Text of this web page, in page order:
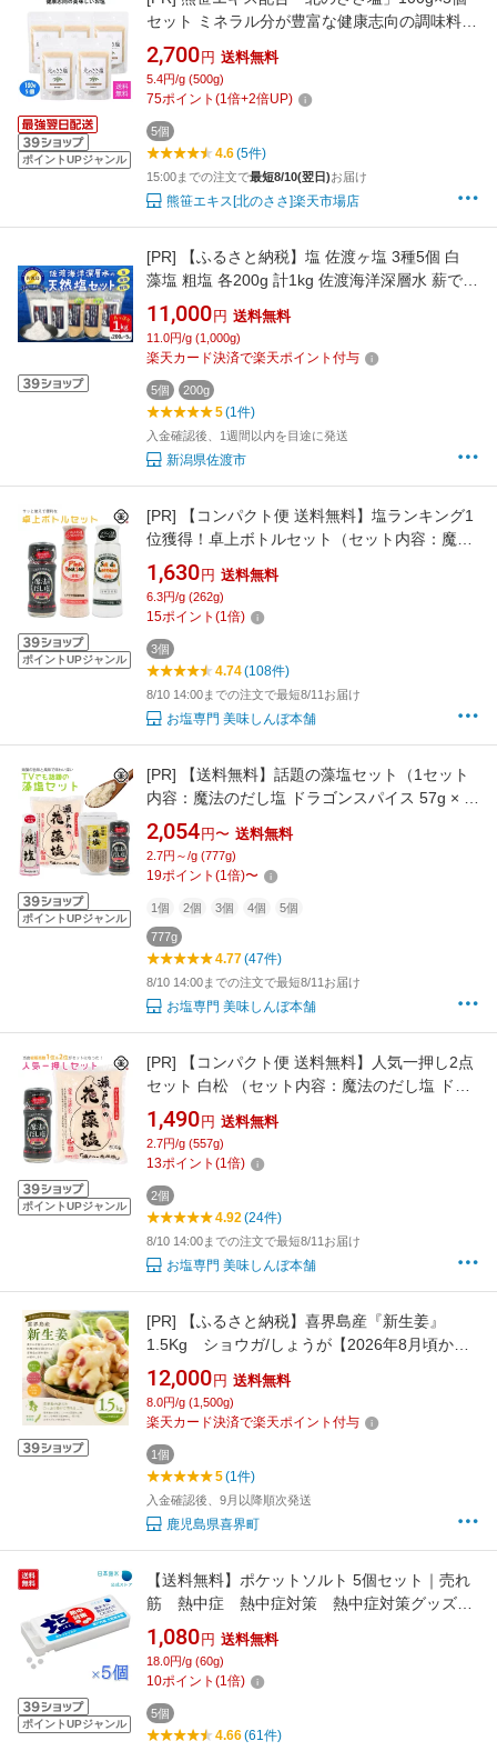
ポイントUPジャンル
セット ミネラル分が豊富な健康志向の調味料
ドレッシング マヨネーズ てんぷら 焼肉 焼き魚
野菜炒め チーズ 枝豆 冷奴 バーべキュー 鍋物
に。おにぎりには、とくにお勧めです。
2,700 円 送料無料
5.4円/g (500g)
75ポイント (1倍+2倍UP)
5個
4.6(5件)
15:00までの注文で最短8/10(翌日)お届け
熊笹エキス[北のささ]楽天市場店
[PR]
【ふるさと納税】塩 佐渡ヶ塩 3種5個 白
藻塩 粗塩 各200g 計1kg 佐渡海洋深層水 薪で煮
詰めた手作り 菊池商店 ホンダワラ ミネラル 天
ぷら 漬物 パスタ 新潟県 佐渡市
11,000 円 送料無料
11.0円/g (1,000g)
楽天カード決済で楽天ポイント付与
5個 200g
5(1件)
入金確認後、1週間以内を目途に発送
新潟県佐渡市
ポイントUPジャンル
[PR]
【コンパクト便 送料無料】塩ランキング1
位獲得！卓上ボトルセット（セット内容：魔法
のだし塩 ドラゴンスパイス 57g × 1本 、ピンク
ロックソルト(ピンク岩塩) 95g × 1本 、フラン
ス産 ロレーヌ岩塩 110g × 1本 ）食塩 しお 調味
1,630 円 送料無料
6.3円/g (262g)
15ポイント (1倍)
3個
4.74(108件)
8/10 14:00までの注文で最短8/11お届け
お塩専門 美味しんぼ本舗
ポイントUPジャンル
[PR]
【送料無料】話題の藻塩セット（1セット
内容：魔法のだし塩 ドラゴンスパイス 57g × 1
本 、浜御塩(はまみしお) 藻塩 120g × 1袋 、瀬
戸内の花藻塩 (はなもしお) 500g × 1袋 、 長崎
の花藻塩 焼塩 さらさら 100g × 1本 ）食塩 調味
2,054 円〜 送料無料
2.7円～/g (777g)
19ポイント (1倍)〜
1個 2個 3個 4個 5個
777g
4.77(47件)
8/10 14:00までの注文で最短8/11お届け
お塩専門 美味しんぼ本舗
ポイントUPジャンル
[PR]
【コンパクト便 送料無料】人気一押し2点
セット 白松 （セット内容：魔法のだし塩 ドラ
ゴンスパイス 57g × 1本 、瀬戸内の花藻塩 (は
なもしお) 500g × 1袋 ）スパイスミックス 国産
無添加 粗塩 しお 食塩 海水 (瀬戸内海)
1,490 円 送料無料
2.7円/g (557g)
13ポイント (1倍)
2個
4.92(24件)
8/10 14:00までの注文で最短8/11お届け
お塩専門 美味しんぼ本舗
[PR]
【ふるさと納税】喜界島産『新生姜』
1.5Kg ショウガ/しょうが【2026年8月頃から
発送】
12,000 円 送料無料
8.0円/g (1,500g)
楽天カード決済で楽天ポイント付与
1個
5(1件)
入金確認後、9月以降順次発送
鹿児島県喜界町
ポイントUPジャンル
【送料無料】ポケットソルト 5個セット｜売れ
筋 熱中症 熱中症対策 熱中症対策グッズ
塩分補給 甘くない 夏バテ 大粒塩 塩 タ
ブレット 状 まとめ買い 日本海水 浦島海苔
1,080 円 送料無料
18.0円/g (60g)
10ポイント (1倍)
5個
4.66(61件)